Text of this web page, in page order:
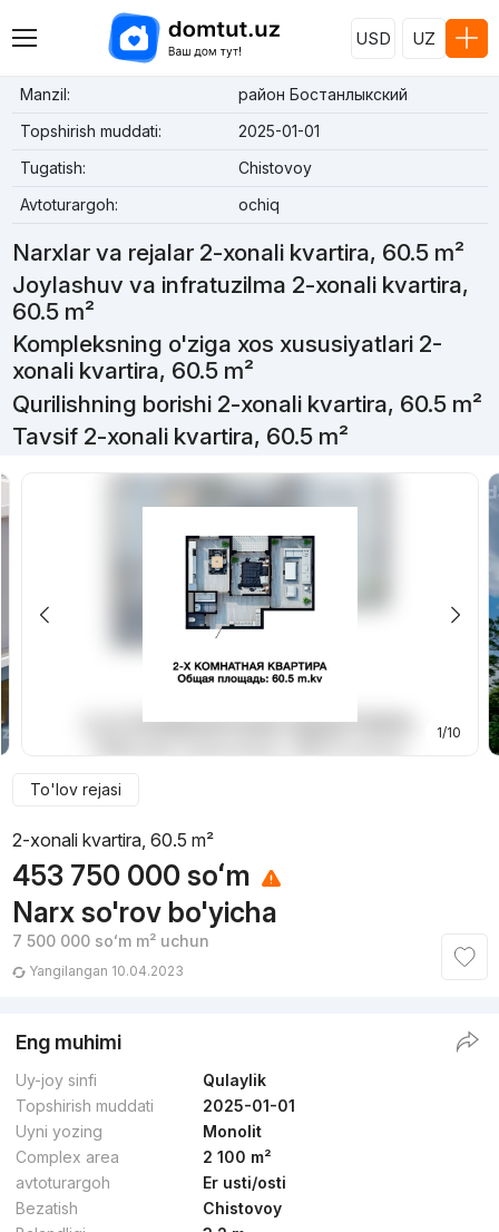
USD UZ
Manzil:
район Бостанлыкский
Topshirish muddati:
2025-01-01
Tugatish:
Chistovoy
Avtoturargoh:
ochiq
Narxlar va rejalar 2-xonali kvartira, 60.5 m²
Joylashuv va infratuzilma 2-xonali kvartira,
60.5 m²
Kompleksning o'ziga xos xususiyatlari 2-
xonali kvartira, 60.5 m²
Qurilishning borishi 2-xonali kvartira, 60.5 m²
Tavsif 2-xonali kvartira, 60.5 m²
1/10
To'lov rejasi
2-xonali kvartira, 60.5 m²
453 750 000 soʻm
Narx so'rov bo'yicha
7 500 000 soʻmm² uchun
Yangilangan 10.04.2023
Eng muhimi
Uy-joy sinfi
Qulaylik
Topshirish muddati
2025-01-01
Uyni yozing
Monolit
Complex area
2 100 m²
avtoturargoh
Er usti/osti
Bezatish
Chistovoy